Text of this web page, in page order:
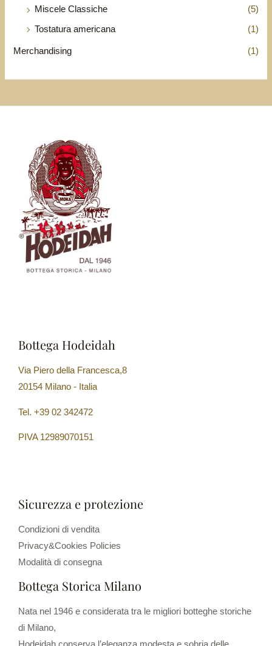
Miscele Classiche (5)
Tostatura americana (1)
Merchandising (1)
Bottega Hodeidah
Via Piero della Francesca,8
20154 Milano - Italia
Tel. +39 02 342472
PIVA 12989070151
Sicurezza e protezione
Condizioni di vendita
Privacy&Cookies Policies
Modalità di consegna
Bottega Storica Milano
Nata nel 1946 e considerata tra le migliori botteghe storiche
di Milano,